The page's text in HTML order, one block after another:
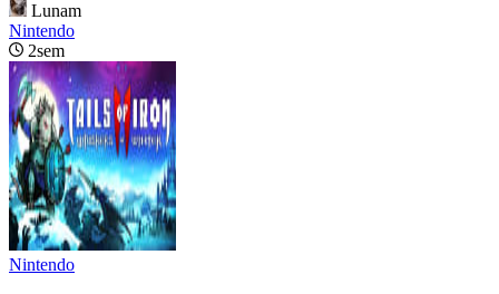
Lunam
Nintendo
2sem
Nintendo